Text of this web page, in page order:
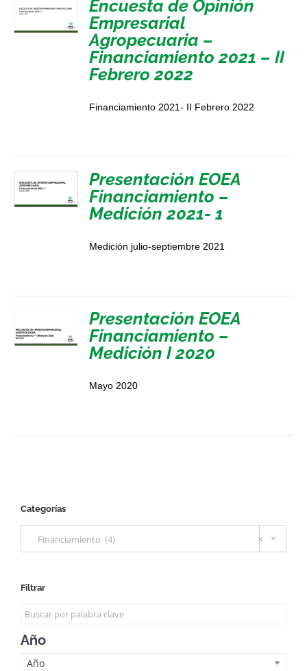
Encuesta de Opinión
Empresarial
Agropecuaria –
Financiamiento 2021 – II
Febrero 2022
Financiamiento 2021- II Febrero 2022
Presentación EOEA
Financiamiento –
Medición 2021- 1
Medición julio-septiembre 2021
Presentación EOEA
Financiamiento –
Medición I 2020
Mayo 2020
Categorías
×
Financiamiento (4)
Filtrar
Año
Año